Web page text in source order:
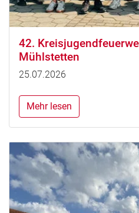
42.
Mühlstetten
25.07.2026
Mehr lesen